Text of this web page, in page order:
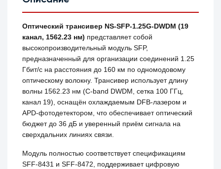
Оптический трансивер NS-SFP-1.25G-DWDM (19
канал, 1562.23 нм) представляет собой
высокопроизводительный модуль SFP,
предназначенный для организации соединений 1.25
Гбит/с на расстояния до 160 км по одномодовому
оптическому волокну. Трансивер использует длину
волны 1562.23 нм (C-band DWDM, сетка 100 ГГц,
канал 19), оснащён охлаждаемым DFB-лазером и
APD-фотодетектором, что обеспечивает оптический
бюджет до 36 дБ и уверенный приём сигнала на
сверхдальних линиях связи.
Модуль полностью соответствует спецификациям
SFF-8431 и SFF-8472, поддерживает цифровую